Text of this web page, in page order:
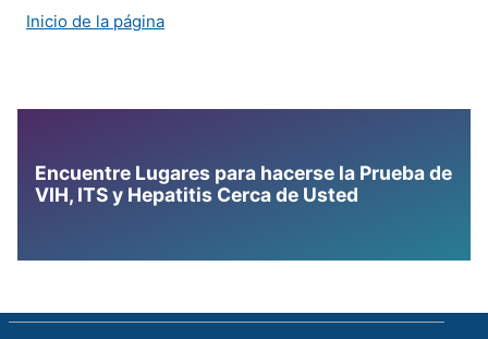
Inicio de la página
Encuentre Lugares para hacerse la Prueba de
VIH, ITS y Hepatitis Cerca de Usted